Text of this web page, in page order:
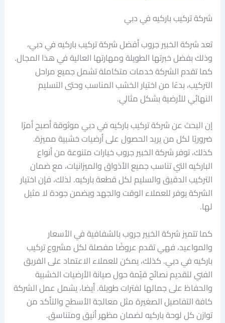
شركة تركيب باركيه في دبي
تعد شركة الخبير جروب أفضل شركة تركيب باركيه في دبي،
وذلك بفضل خبرتها الطويلة ومهارتها العالية في هذا المجال.
كما تقدم الشركة خدمات متكاملة تشمل جميع مراحل
التركيب، بدءًا من اختيار الخشب المناسب وحتى التسليم
النهائي للأرضية بشكل مثالي.
إن البحث عن شركة تركيب باركيه في دبي موثوقة أصبح أمرًا
ضروريًا لكل من يريد الحصول على أرضيات خشبية مميزة.
كذلك، توفر شركة الخبير جروب خيارات متنوعة من أنواع
الباركيه التي تناسب جميع الأذواق والميزانيات، مع ضمان
التركيب الدقيق والسليم لكل قطعة باركيه. لذلك، فإن اختيار
الشركة يوفر للعملاء الوقت والجهد ويضمن جودة لا مثيل
لها.
كما تتميز شركة الخبير جروب بالشفافية في الأسعار
والمواعيد، فهي تقدم عروضًا مفصلة لكل مشروع تركيب
باركيه في دبي. كذلك، يمكن للعملاء الاعتماد على الفريق
الفني لتقديم نصائح قيّمة حول صيانة الأرضيات الخشبية
والحفاظ على جمالها لفترات طويلة. أيضا، يشمل عمل الشركة
كافة التفاصيل الصغيرة مثل معالجة الأسطح والتأكد من
توازن كل لوحة باركيه لضمان مظهر أنيق ومتناسق.